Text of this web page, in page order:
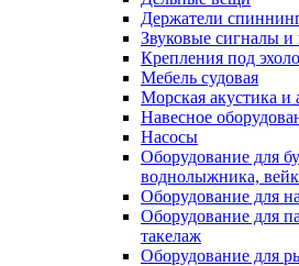
Держатели
Звуковые сигналы
Крепления под
Мебель судовая
Морская акустика и
Навесное
Насосы
Оборудование для
воднолыжника,
Оборудование для
Оборудование для
такелаж
Оборудование для